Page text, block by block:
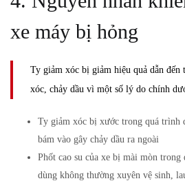
xe máy bị hỏng
Ty giảm xóc bị giảm hiệu quả dẫn đến
xóc, chảy dầu vì một số lý do chính
Ty giảm xóc bị xước trong quá trình
bám vào gây chảy dầu ra ngoài
Phốt cao su của xe bị mài mòn
dùng không thường xuyên vệ sinh,